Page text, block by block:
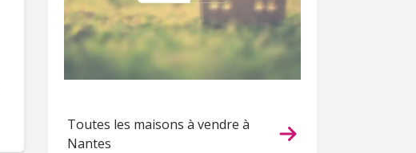
Toutes les maisons à vendre à
Nantes